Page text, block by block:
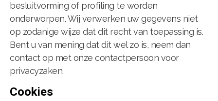
besluitvorming of profiling te worden
onderworpen. Wij verwerken uw gegevens niet
op zodanige wijze dat dit recht van toepassing is.
Bent u van mening dat dit wel zo is, neem dan
contact op met onze contactpersoon voor
privacyzaken.
Cookies